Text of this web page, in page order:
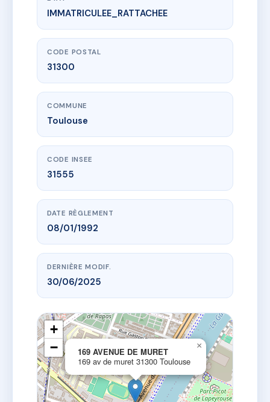
www.vme.plus/AC6704308
169 AVENUE DE MURET
169 av de muret
IMMATRICULEE_RATTACHEE
CODE POSTAL
31300
COMMUNE
Toulouse
CODE INSEE
31555
DATE RÈGLEMENT
08/01/1992
DERNIÈRE MODIF.
30/06/2025
169 AVENUE DE MURET
169 av de muret 31300 Toulouse
×
+
−